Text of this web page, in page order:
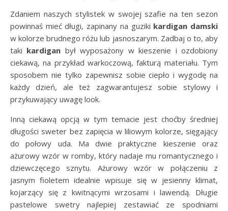
Zdaniem naszych stylistek w swojej szafie na ten sezon
powinnaś mieć długi, zapinany na guziki kardigan damski
w kolorze brudnego różu lub jasnoszarym. Zadbaj o to, aby
taki kardigan był wyposażony w kieszenie i ozdobiony
ciekawą, na przykład warkoczową, fakturą materiału. Tym
sposobem nie tylko zapewnisz sobie ciepło i wygodę na
każdy dzień, ale też zagwarantujesz sobie stylowy i
przykuwający uwagę look.
Inną ciekawą opcją w tym temacie jest choćby średniej
długości sweter bez zapięcia w liliowym kolorze, sięgający
do połowy uda. Ma dwie praktyczne kieszenie oraz
ażurowy wzór w romby, który nadaje mu romantycznego i
dziewczęcego sznytu. Ażurowy wzór w połączeniu z
jasnym fioletem idealnie wpisuje się w jesienny klimat,
kojarzący się z kwitnącymi wrzosami i lawendą. Długie
pastelowe swetry najlepiej zestawiać ze spodniami